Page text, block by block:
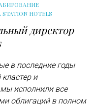
HOTELS
директор
в последние годы
и
исполнили все
облигаций в полном